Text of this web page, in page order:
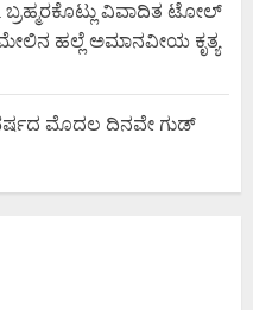
ಬ್ರಹ್ಮರಕೊಟ್ಲು ವಿವಾದಿತ ಟೋಲ್
ಹಲ್ಲೆ ಅಮಾನವೀಯ ಕೃತ್ಯ
ಮೊದಲ ದಿನವೇ ಗುಡ್